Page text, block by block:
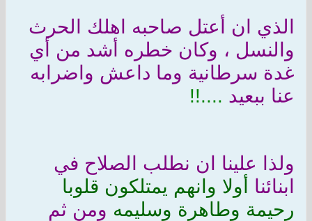
الذي ان أعتل صاحبه اهلك الحرث
والنسل ، وكان خطره أشد من أي
غدة سرطانية وما داعش واضرابه
عنا ببعيد ....!!
ولذا علينا ان نطلب الصلاح في
ابنائنا
أولا وانهم يمتلكون قلوبا
رحيمة وطاهرة وسليمه ومن ثم